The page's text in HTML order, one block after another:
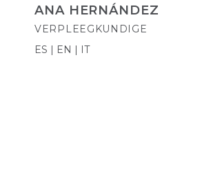
ANA HERNÁNDEZ
VERPLEEGKUNDIGE
ES | EN | IT